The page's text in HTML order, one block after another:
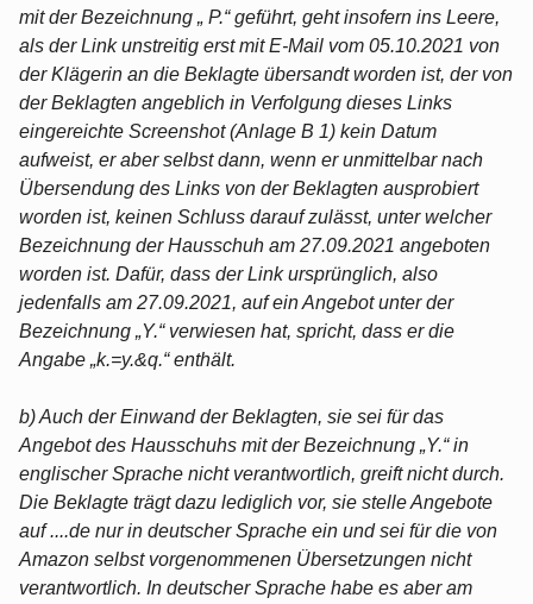
mit der Bezeichnung „ P.“ geführt, geht insofern ins Leere,
als der Link unstreitig erst mit E-Mail vom 05.10.2021 von
der Klägerin an die Beklagte übersandt worden ist, der von
der Beklagten angeblich in Verfolgung dieses Links
eingereichte Screenshot (Anlage B 1) kein Datum
aufweist, er aber selbst dann, wenn er unmittelbar nach
Übersendung des Links von der Beklagten ausprobiert
worden ist, keinen Schluss darauf zulässt, unter welcher
Bezeichnung der Hausschuh am 27.09.2021 angeboten
worden ist. Dafür, dass der Link ursprünglich, also
jedenfalls am 27.09.2021, auf ein Angebot unter der
Bezeichnung „Y.“ verwiesen hat, spricht, dass er die
Angabe „k.=y.&q.“ enthält.
b) Auch der Einwand der Beklagten, sie sei für das
Angebot des Hausschuhs mit der Bezeichnung „Y.“ in
englischer Sprache nicht verantwortlich, greift nicht durch.
Die Beklagte trägt dazu lediglich vor, sie stelle Angebote
auf ....de nur in deutscher Sprache ein und sei für die von
Amazon selbst vorgenommenen Übersetzungen nicht
verantwortlich. In deutscher Sprache habe es aber am